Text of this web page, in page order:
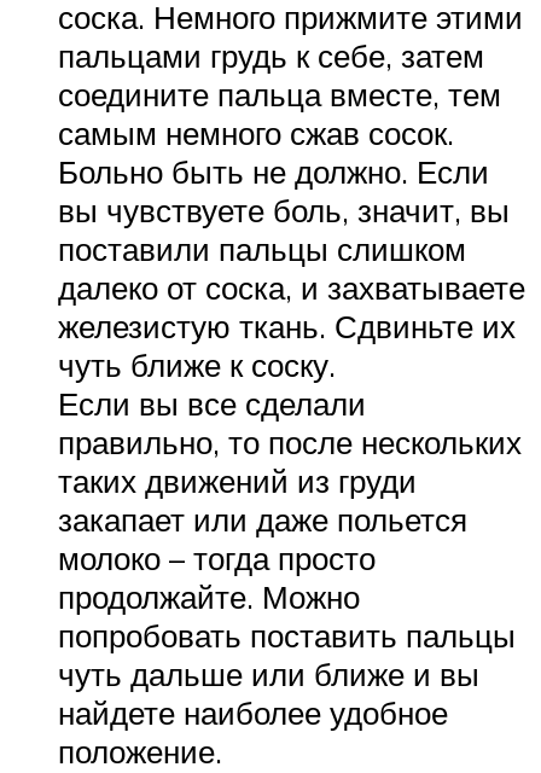
соска. Немного прижмите этими
пальцами грудь к себе, затем
соедините пальца вместе, тем
самым немного сжав сосок.
Больно быть не должно. Если
вы чувствуете боль, значит, вы
поставили пальцы слишком
далеко от соска, и захватываете
железистую ткань. Сдвиньте их
чуть ближе к соску.
Если вы все сделали
правильно, то после нескольких
таких движений из груди
закапает или даже польется
молоко – тогда просто
продолжайте. Можно
попробовать поставить пальцы
чуть дальше или ближе и вы
найдете наиболее удобное
положение.